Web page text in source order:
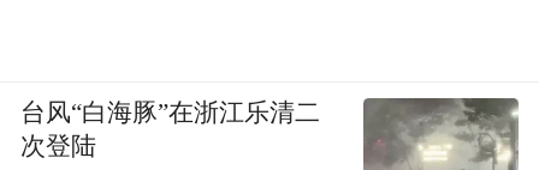
台风“白海豚”在浙江乐清二
次登陆